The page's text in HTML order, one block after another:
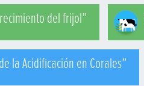
del frijol”
la Acidificación en Corales”